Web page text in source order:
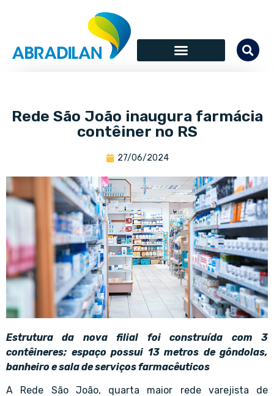
Rede São João inaugura farmácia
contêiner no RS
27/06/2024
Estrutura da nova filial foi construída com 3
contêineres; espaço possui 13 metros de gôndolas,
banheiro e sala de serviços farmacêuticos
A Rede São João, quarta maior rede varejista de